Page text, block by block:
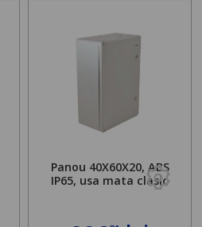
Panou 40X60X20, ABS
IP65, usa mata clasic